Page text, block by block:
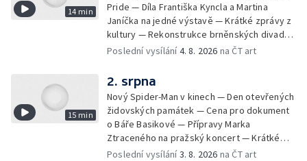
14 min
Pride — Díla Františka Kyncla a Martina
Janíčka na jedné výstavě — Krátké zprávy z
kultury — Rekonstrukce brněnských divadel
— Budoucnost Knihovny Václava Havla —
Kulturní tipy
Poslední vysílání4. 8. 2026 na ČT art
15 min
2. srpna
Nový Spider-Man v kinech — Den otevřených
židovských památek — Cena pro dokument
o Báře Basikové — Přípravy Marka
Ztraceného na pražský koncert — Krátké
zprávy z kultury — Nález historických
Poslední vysílání3. 8. 2026 na ČT art